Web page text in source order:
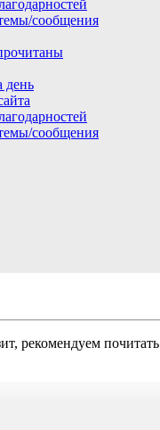
сообщения
день
сообщения
рекомендуем почитать